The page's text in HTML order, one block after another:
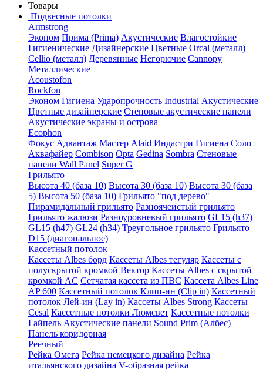
Товары
Подвесные потолки
Armstrong
Эконом Прима (Prima) Акустические Влагостойкие
Гигиенические Дизайнерские Цветные Orcal (металл)
Cellio (металл) Деревянные Негорючие Cannopy
Металлические
Acoustofon
Rockfon
Эконом Гигиена Ударопрочность Industrial Акустические
Цветные дизайнерские Стеновые акустические панели
Акустические экраны и острова
Ecophon
Фокус Адвантаж Мастер Alaid Индастри Гигиена Соло
Аквафайер Combison Opta Gedina Sombra Стеновые
панели Wall Panel Super G
Грильято
Высота 40 (база 10) Высота 30 (база 10) Высота 30 (база
5) Высота 50 (база 10) Грильято "под дерево"
Пирамидальный грильято Разноячеистый грильято
Грильято жалюзи Разноуровневый грильято GL15 (h37)
GL15 (h47) GL24 (h34) Треугольное грильято Грильято
D15 (диагональное)
Кассетный потолок
Кассеты Albes борд Кассеты Albes тегуляр Кассеты с
полускрытой кромкой Вектор Кассеты Albes с скрытой
кромкой AC Сетчатая кассета из ПВС Кассета Albes Line
AP 600 Кассетный потолок Клип-ин (Clip in) Кассетный
потолок Лей-ин (Lay in) Кассеты Albes Strong Кассеты
Cesal Кассетные потолки Люмсвет Кассетные потолки
Гайпель Акустические панели Sound Prim (Албес)
Панель коридорная
Реечный
Рейка Омега Рейка немецкого дизайна Рейка
итальянского дизайна V-образная рейка